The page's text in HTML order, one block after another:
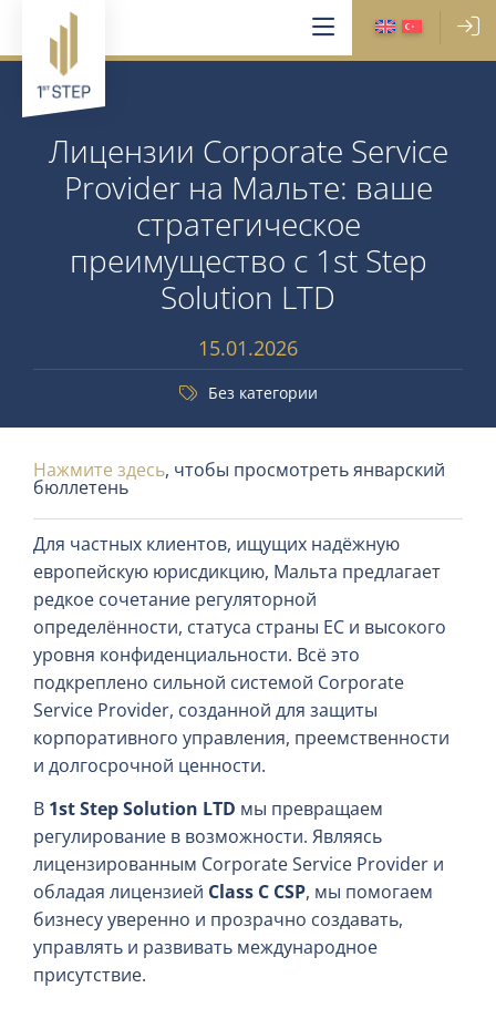
Лицензии Corporate Service
Provider на Мальте: ваше
стратегическое
преимущество с 1st Step
Solution LTD
15.01.2026
Без категории
Нажмите здесь, чтобы просмотреть январский
бюллетень
Для частных клиентов, ищущих надёжную
европейскую юрисдикцию, Мальта предлагает
редкое сочетание регуляторной
определённости, статуса страны ЕС и высокого
уровня конфиденциальности. Всё это
подкреплено сильной системой Corporate
Service Provider, созданной для защиты
корпоративного управления, преемственности
и долгосрочной ценности.
В 1st Step Solution LTD мы превращаем
регулирование в возможности. Являясь
лицензированным Corporate Service Provider и
обладая лицензией Class C CSP, мы помогаем
бизнесу уверенно и прозрачно создавать,
управлять и развивать международное
присутствие.